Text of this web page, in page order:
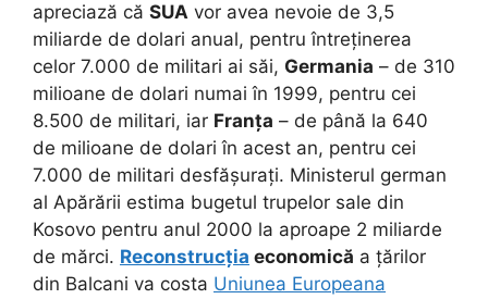
apreciază că SUA vor avea nevoie de 3,5
miliarde de dolari anual, pentru întreținerea
celor 7.000 de militari ai săi, Germania – de 310
milioane de dolari numai în 1999, pentru cei
8.500 de militari, iar Franța – de până la 640
de milioane de dolari în acest an, pentru cei
7.000 de militari desfășurați. Ministerul german
al Apărării estima bugetul trupelor sale din
Kosovo pentru anul 2000 la aproape 2 miliarde
de mărci. Reconstrucția economică a țărilor
din Balcani va costa Uniunea Europeana